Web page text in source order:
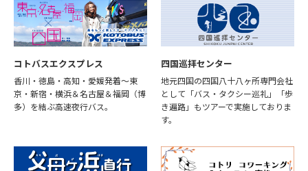
コトバスエクスプレス
香川・徳島・高知・愛媛発着～東
京・新宿・横浜＆名古屋＆福岡（博
多）を結ぶ高速夜行バス。
四国巡拝センター
地元四国の四国八十八ヶ所専門会社
として「バス・タクシー巡礼」「歩
き遍路」もツアーで実施しておりま
す。